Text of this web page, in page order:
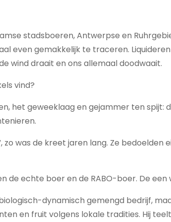
stadsboeren, Antwerpse en
even gemakkelijk te traceren.
wind draait en ons allemaal doodwaait.
vind?
het geweeklaag en gejammer ten spijt:
zo was de kreet jaren lang. Ze bedoelden
de echte boer en de RABO-boer. De
dynamisch gemengd bedrijf,
en fruit volgens lokale tradities. Hij